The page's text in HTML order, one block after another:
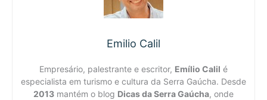
Emilio Calil
Empresário, palestrante e escritor, Emílio Calil é
especialista em turismo e cultura da Serra Gaúcha. Desde
2013 mantém o blog Dicas da Serra Gaúcha, onde